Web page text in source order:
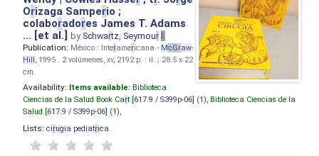
Orizaga Samperio ;
colaboradores James T. Adams
... [et al.]by Schwartz, Seymour I.
Publication: México : Interamericana - McGraw-
Hill, 1995 . 2 volúmenes, xv, 2192 p. : il. ; 28.5 x 22
cm.
Availability: Items available: Biblioteca
Ciencias de la Salud Book Cart [ 617.9 / S399p-06 ] (1), Biblioteca Ciencias de la
Salud [ 617.9 / S399p-06 ] (1),
Lists: cirugia pediatrica